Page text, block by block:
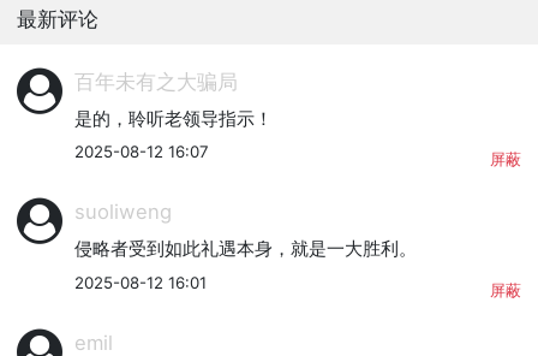
最新评论
百年未有之大骗局
是的，聆听老领导指示！
2025-08-12 16:07 屏蔽
suoliweng
侵略者受到如此礼遇本身，就是一大胜利。
2025-08-12 16:01 屏蔽
emil